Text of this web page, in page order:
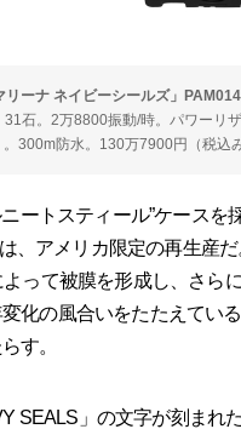
リーナ ネイビーシールズ」
石。2万8800振動/時。パワーリ
300m防水。130万7900円（税込
ートスティール”ケースを
、アメリカ限定の再生産
って被膜を形成し、さら
化の風合いをたたえてい
す。
SEALS」の文字が刻まれ